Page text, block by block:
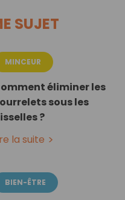
SUJET
MINCEUR
éliminer les
sous les
?
la suite
BIEN-ÊTRE